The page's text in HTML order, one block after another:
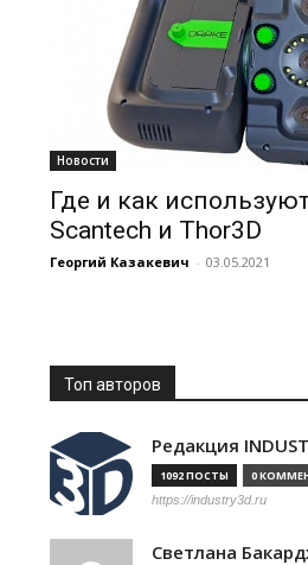
Новости
Где и как
Scantech и Thor3D
Георгий Казакевич - 03.05.2021
Топ авторов
Редакция
1092 ПОСТЫ 0
https://industry3d.ru
Светлана